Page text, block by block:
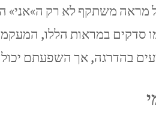
מראה משתקף לא רק ה»אני»
סדקים במראות הללו,
בהדרגה, אך השפעתם